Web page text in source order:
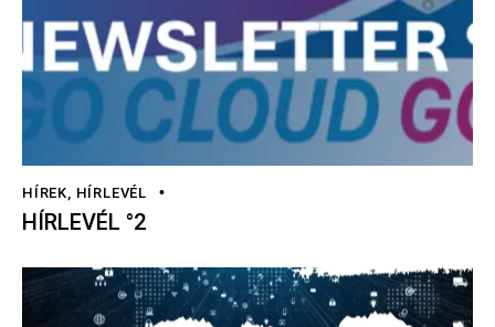
HÍREK HÍRLEVÉL
HÍRLEVÉL °2